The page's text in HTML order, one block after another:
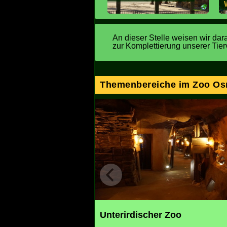
An dieser Stelle weisen wir
zur Komplettierung unserer
Themenbereiche im Zoo
Unterirdischer Zoo